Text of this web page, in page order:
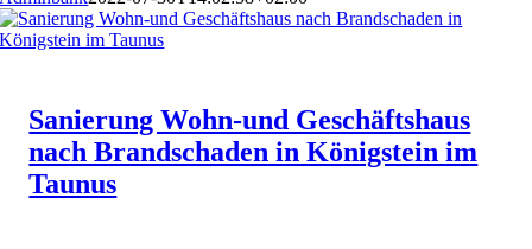
Sanierung Wohn-und Geschäftshaus
nach Brandschaden in Königstein im
Taunus